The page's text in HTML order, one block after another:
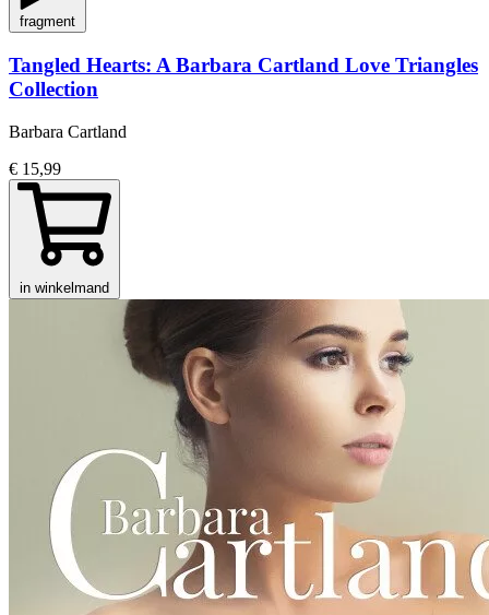
fragment
Tangled Hearts: A Barbara Cartland Love Triangles
Collection
Barbara Cartland
€ 15,99
in winkelmand